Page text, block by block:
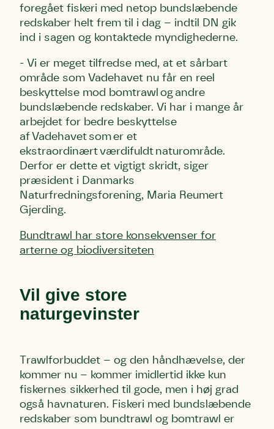
foregået fiskeri med netop bundslæbende
redskaber helt frem til i dag – indtil DN gik
ind i sagen og kontaktede myndighederne.
- Vi er meget tilfredse med, at et sårbart
område som Vadehavet nu får en reel
beskyttelse mod bomtrawl og andre
bundslæbende redskaber. Vi har i mange år
arbejdet for bedre beskyttelse
af Vadehavet som er et
ekstraordinært værdifuldt naturområde.
Derfor er dette et vigtigt skridt, siger
præsident i Danmarks
Naturfredningsforening, Maria Reumert
Gjerding.
Bundtrawl har store konsekvenser for
arterne og biodiversiteten
Vil give store
naturgevinster
Trawlforbuddet – og den håndhævelse, der
kommer nu – kommer imidlertid ikke kun
fiskernes sikkerhed til gode, men i høj grad
også havnaturen. Fiskeri med bundslæbende
redskaber som bundtrawl og bomtrawl er